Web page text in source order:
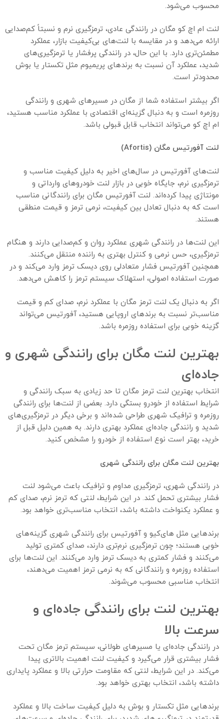
محسوب می‌شود.
لنت ام اچ کو مگان در رانندگی عادی، ترمزگیری نرم و نسبتاً کم‌صدایی
ارائه می‌دهد و در مقایسه با لنت‌های بی‌کیفیت بازار، عملکرد
مطمئن‌تری دارد. با این حال، در رانندگی پرفشار یا ترمزگیری‌های
شدید، عملکرد آن نسبت به برندهای پریمیوم مثل تکستار یا بوش
محدودتر است.
اگر بیشتر استفاده شما از مگان در مسیرهای شهری و رانندگی
روزمره است و به دنبال گزینه‌ای اقتصادی با عملکرد مناسب هستید،
ام اچ کو می‌تواند انتخاب قابل قبولی باشد.
لنت آفورتیس مگان (Afortis)
لنت‌های آفورتیس در سال‌های اخیر به دلیل کیفیت مناسب و
ترمزگیری نرم، جایگاه خوبی در بازار لنت خودروهای وارداتی و
مونتاژی پیدا کرده‌اند. لنت آفورتیس مگان برای رانندگانی مناسب
است که به دنبال تعادل بین کیفیت، نرمی ترمز و قیمت منطقی
هستند.
این لنت‌ها در رانندگی شهری عملکرد روان و کم‌صدایی دارند و هنگام
ترمزگیری، حس نرمی و کنترل بهتری به راننده منتقل می‌کنند.
همچنین آفورتیس فشار متعادلی روی دیسک ترمز وارد می‌کند و در
صورت استفاده اصولی، استهلاک سیستم ترمز را کاهش می‌دهد.
اگر به دنبال یک لنت ترمز مگان با عملکرد نرم، صدای کم و قیمت
مناسب‌تر نسبت به برندهای اروپایی هستید، آفورتیس می‌تواند
گزینه خوبی برای استفاده روزمره باشد.
بهترین لنت مگان برای رانندگی شهری و
جاده‌ای
انتخاب بهترین لنت ترمز مگان تا حد زیادی به سبک رانندگی و
شرایط استفاده از خودرو بستگی دارد. بعضی از لنت‌ها برای رانندگی
روزمره و ترافیک شهری طراحی شده‌اند و برخی دیگر در ترمزگیری‌های
شدید و رانندگی جاده‌ای عملکرد بهتری دارند. به همین دلیل قبل از
خرید، بهتر است نوع استفاده از خودرو را مشخص کنید.
بهترین لنت مگان برای رانندگی شهری
در رانندگی شهری، ترمزگیری مداوم و ترافیک باعث می‌شود لنت
فشار بیشتری تحمل کند. در این شرایط، لنتی که ترمز نرم، صدای کم
و عملکرد یکنواخت داشته باشد، انتخاب مناسب‌تری خواهد بود.
برندهایی مثل های‌کیو و آفورتیس برای رانندگی شهری گزینه‌های
خوبی هستند؛ چون ترمزگیری نرم‌تری دارند، صدای کمتری تولید
می‌کنند و فشار کمتری به دیسک ترمز وارد می‌کنند. این لنت‌ها برای
استفاده روزمره و رانندگانی که به نرمی ترمز اهمیت می‌دهند،
انتخاب مناسبی محسوب می‌شوند.
بهترین لنت برای رانندگی جاده‌ای و
سرعت بالا
در رانندگی جاده‌ای یا مسیرهای طولانی، سیستم ترمز مگان تحت
فشار بیشتری قرار می‌گیرد و کیفیت لنت اهمیت بالاتری پیدا
می‌کند. در این شرایط، لنتی که مقاومت حرارتی بالا و عملکرد پایداری
داشته باشد، انتخاب بهتری خواهد بود.
برندهایی مثل تکستار و بوش به دلیل کیفیت ساخت بالا و عملکرد